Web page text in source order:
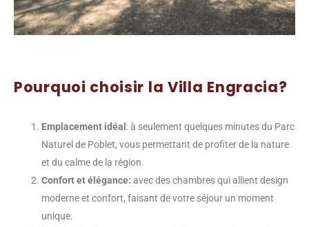
Pourquoi choisir la Villa Engracia?
Emplacement idéal : à seulement quelques minutes du Parc
Naturel de Poblet, vous permettant de profiter de la nature
et du calme de la région.
Confort et élégance: avec des chambres qui allient design
moderne et confort, faisant de votre séjour un moment
unique.